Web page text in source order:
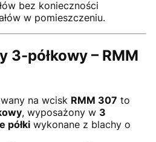
bez konieczności
w pomieszczeniu.
3-półkowy – RMM
na wcisk RMM 307 to
, wyposażony w 3
półki wykonane z blachy o